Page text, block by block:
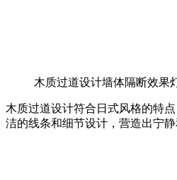
木质过道设计墙体隔断效果
木质过道设计符合日式风格的特
洁的线条和细节设计，营造出宁静